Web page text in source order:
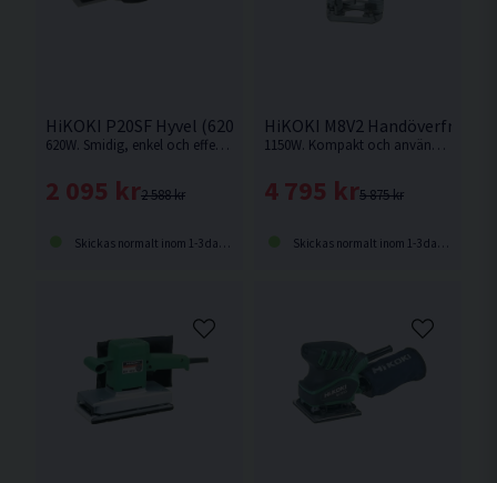
HiKOKI P20SF Hyvel (620W)
620W. Smidig, enkel och effektiv hyvel med gummibelagt grepp.
2 588 kr
2 095 kr
Skickas normalt inom 1-3 dagar
HiKOKI M8V2 Handöverfräs
1150W. Kompakt och användarvänlig handöverfräs med hög arbetseffekt.
5 875 kr
4 795 kr
Skickas normalt inom 1-3 dagar